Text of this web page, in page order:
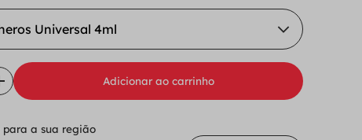
Universal 4ml
Adicionar ao carrinho
para a sua região